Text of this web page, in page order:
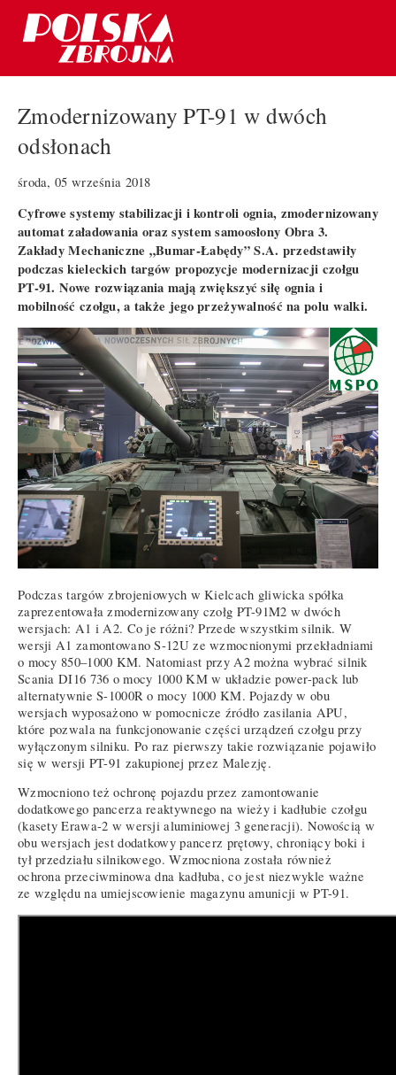
Zmodernizowany PT-91 w dwóch
odsłonach
środa, 05 września 2018
Cyfrowe systemy stabilizacji i kontroli ognia, zmodernizowany
automat załadowania oraz system samoosłony Obra 3.
Zakłady Mechaniczne „Bumar-Łabędy” S.A. przedstawiły
podczas kieleckich targów propozycje modernizacji czołgu
PT-91. Nowe rozwiązania mają zwiększyć siłę ognia i
mobilność czołgu, a także jego przeżywalność na polu walki.
Podczas targów zbrojeniowych w Kielcach gliwicka spółka
zaprezentowała zmodernizowany czołg PT-91M2 w dwóch
wersjach: A1 i A2. Co je różni? Przede wszystkim silnik. W
wersji A1 zamontowano S-12U ze wzmocnionymi przekładniami
o mocy 850–1000 KM. Natomiast przy A2 można wybrać silnik
Scania DI16 736 o mocy 1000 KM w układzie power-pack lub
alternatywnie S-1000R o mocy 1000 KM. Pojazdy w obu
wersjach wyposażono w pomocnicze źródło zasilania APU,
które pozwala na funkcjonowanie części urządzeń czołgu przy
wyłączonym silniku. Po raz pierwszy takie rozwiązanie pojawiło
się w wersji PT-91 zakupionej przez Malezję.
Wzmocniono też ochronę pojazdu przez zamontowanie
dodatkowego pancerza reaktywnego na wieży i kadłubie czołgu
(kasety Erawa-2 w wersji aluminiowej 3 generacji). Nowością w
obu wersjach jest dodatkowy pancerz prętowy, chroniący boki i
tył przedziału silnikowego. Wzmocniona została również
ochrona przeciwminowa dna kadłuba, co jest niezwykle ważne
ze względu na umiejscowienie magazynu amunicji w PT-91.